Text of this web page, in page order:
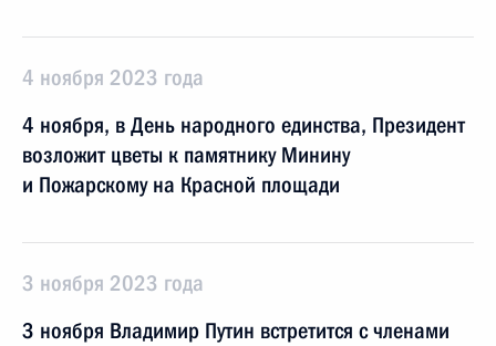
4 ноября 2023 года
4 ноября, в День народного единства, Президент
возложит цветы к памятнику Минину
и Пожарскому на Красной площади
3 ноября 2023 года
3 ноября Владимир Путин встретится с членами